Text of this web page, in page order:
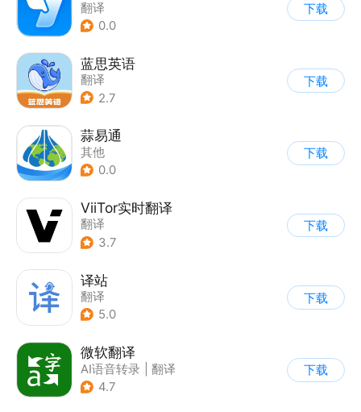
翻译
0.0
下载
蓝思英语
翻译
2.7
下载
蒜易通
其他
0.0
下载
ViiTor实时翻译
翻译
3.7
下载
译站
翻译
5.0
下载
微软翻译
AI语音转录
翻译
4.7
下载